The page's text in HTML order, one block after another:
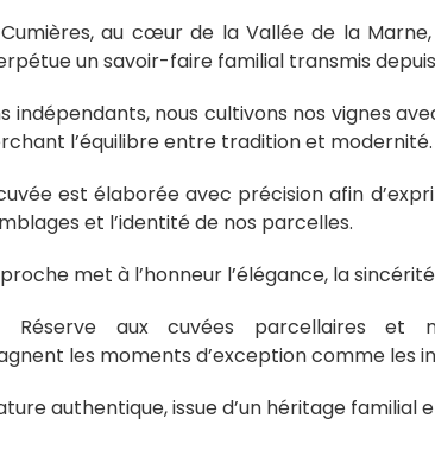
au cœur de la Vallée de la
un savoir-faire familial transmis depuis
indépendants, nous cultivons nos vignes
l’équilibre entre tradition et modernité.
est élaborée avec précision afin
et l’identité de nos parcelles.
met à l’honneur l’élégance, la
Réserve aux cuvées parcellaires et
les moments d’exception comme les
authentique, issue d’un héritage familial